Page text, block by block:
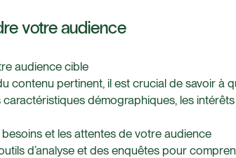
votre audience
audience cible
contenu pertinent, il est crucial de savoir à
caractéristiques démographiques, les
et les attentes de votre audience
d’analyse et des enquêtes pour